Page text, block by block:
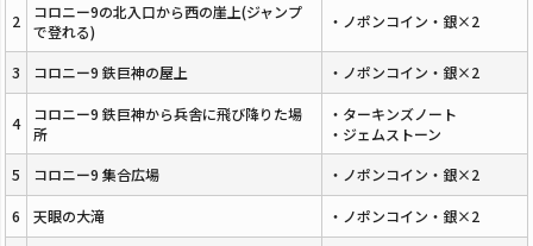
2
コロニー9の北入口から西の崖上(ジャンプ
で登れる)
・ノポンコイン・銀×2
3 コロニー9 鉄巨神の屋上 ・ノポンコイン・銀×2
4
コロニー9 鉄巨神から兵舎に飛び降りた場
所
・ターキンズノート
・ジェムストーン
5
コロニー9 集合広場 ・ノポンコイン・銀×2
6 天眼の大滝 ・ノポンコイン・銀×2